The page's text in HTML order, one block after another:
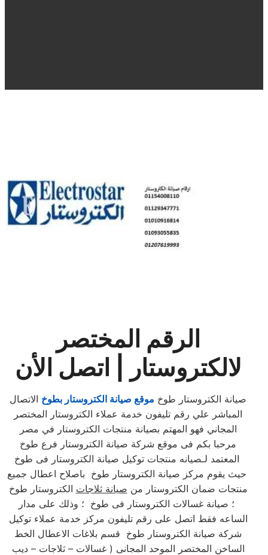
الرقم المختصر
لالكتروستار | اتصل الأن
صيانة الكتروستار طوخ موقع صيانة الكتروستار بطوخ الاتصال
المباشر علي رقم تليفون خدمة عملاء الكتروستار المختصر
المجاني فهو المهتم بصيانة منتجات الكتروستار في مصر
مرحبا بكم فى موقع شركة صيانة الكتروستار فرع طوخ
المعتمد لـصيانه منتجات توكيل صيانة الكتروستار فى طوخ
حيث يقوم مركز صيانة الكتروستار طوخ باصلاح اعطال جميع
منتجات ضمان الكتروستار من صيانة ثلاجات الكتروستار طوخ
؛ صيانة غسالات الكتروستار فى طوخ ؛ وذلك على مدار
الساعه فقط اتصل على رقم تليفون مركز خدمة عملاء توكيل
شركة صيانة الكتروستار طوخ قسم بلاغات الاعطال الخط
الساخن المختصر الموحد المجانى ( غسالات – ثلاجات – ديب